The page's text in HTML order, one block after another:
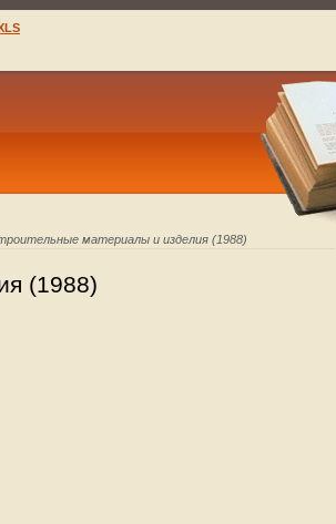
материалы и изделия (1988)
(1988)